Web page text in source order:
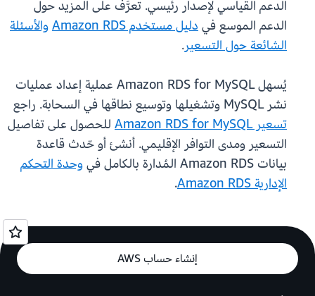
الدعم القياسي لإصدار رئيسي. تعرَّف على المزيد حول
الدعم الموسع فيدليل مستخدم Amazon RDS
والأسئلة
الشائعة حول التسعير.
يُسهل Amazon RDS for MySQL عملية إعداد عمليات
نشر MySQL وتشغيلها وتوسيع نطاقها في السحابة. راجع
تسعير Amazon RDS for MySQL
للحصول على تفاصيل
التسعير ومدى التوافر الإقليمي. أنشئ أو حّدث قاعدة
بيانات Amazon RDS المُدارة بالكامل في
وحدة التحكم
الإدارية Amazon RDS
.
إنشاء حساب AWS